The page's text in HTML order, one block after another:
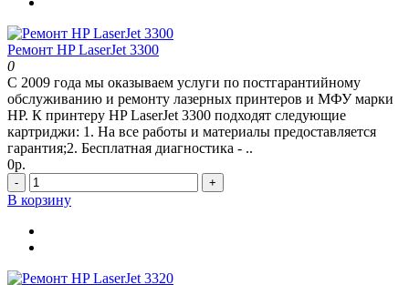
Ремонт HP LaserJet 3300
0
С 2009 года мы оказываем услуги по постгарантийному
обслуживанию и ремонту лазерных принтеров и МФУ марки
HP. К принтеру HP LaserJet 3300 подходят следующие
картриджи: 1. На все работы и материалы предоставляется
гарантия;2. Бесплатная диагностика - ..
0р.
- +
В корзину